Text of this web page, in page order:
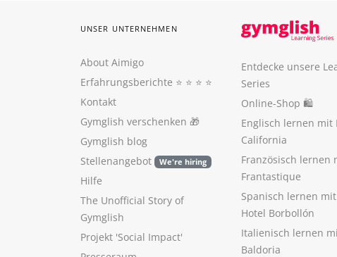
UNSER UNTERNEHMEN
About Aimigo
Erfahrungsberichte ⭐️ ⭐️ ⭐️ ⭐️
Kontakt
Gymglish verschenken 🎁
Gymglish blog
Stellenangebot
We're hiring
Hilfe
The Unofficial Story of
Gymglish
Projekt 'Social Impact'
Entdecke unsere
Series
Online-Shop 🛍
Englisch lernen mit
California
Französisch lernen
Frantastique
Spanisch lernen mit
Hotel Borbollón
Italienisch lernen
Baldoria